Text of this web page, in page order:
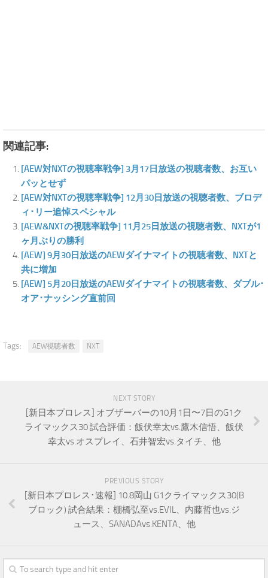
関連記事:
[AEW対NXTの視聴率戦争] 3月17日放送の視聴者数、お互い
パッとせず
[AEW対NXTの視聴率戦争] 12月30日放送の視聴者数、ブロデ
ィ･リー追悼スペシャル
[AEW&NXTの視聴率戦争] 11月25日放送の視聴者数、NXTが1
ヶ月ぶりの勝利
[AEW] 9月30日放送のAEWダイナマイトの視聴者数、NXTと
共に増加
[AEW] 5月20日放送のAEWダイナマイトの視聴者数、ダブル･
オア･ナッシング直前回
Tags: AEW視聴者数 NXT
NEXT STORY
[新日本プロレス] オブザーバーの10月1日〜7日のG1ク
ライマックス30 試合評価：飯伏幸太vs.鷹木信悟、飯伏
幸太vs.オスプレイ、石井智宏vs.タイチ、他
PREVIOUS STORY
[新日本プロレス･速報] 10.8岡山 G1クライマックス30(B
ブロック) 試合結果：棚橋弘至vs.EVIL、内藤哲也vs.ジ
ュース、SANADAvs.KENTA、他